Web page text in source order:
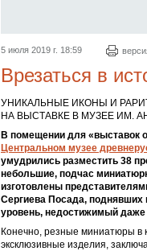
5 июля 2019 г. 18:59
Врезаться в
УНИКАЛЬНЫЕ ИКОНЫ И
НА ВЫСТАВКЕ В МУЗЕЕ ИМ.
В помещении для «выставок
Центральном музее
умудрились разместить 38
небольшие, подчас
изготовлены
Сергиева Посада, поднявших
уровень, недостижимый
Конечно, резные миниатюры в
эксклюзивные изделия,